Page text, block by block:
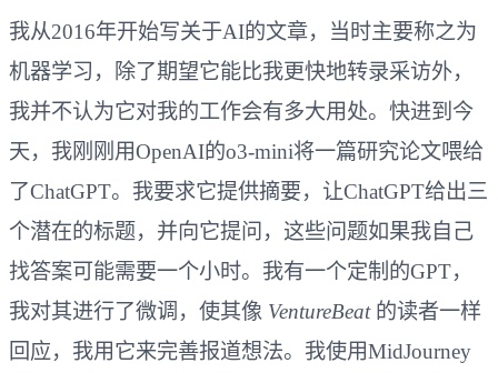
我从2016年开始写关于AI的文章，当时主要称之为
机器学习，除了期望它能比我更快地转录采访外，
我并不认为它对我的工作会有多大用处。快进到今
天，我刚刚用OpenAI的o3-mini将一篇研究论文喂给
了ChatGPT。我要求它提供摘要，让ChatGPT给出三
个潜在的标题，并向它提问，这些问题如果我自己
找答案可能需要一个小时。我有一个定制的GPT，
我对其进行了微调，使其像 VentureBeat的读者一样
回应，我用它来完善报道想法。我使用MidJourney